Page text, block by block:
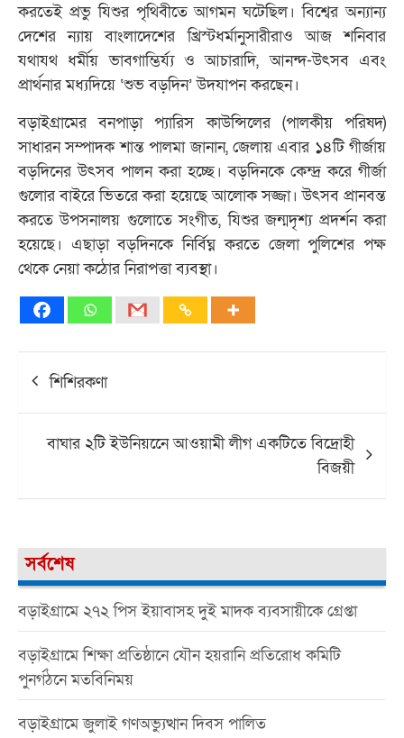
করতেই প্রভু যিশুর পৃথিবীতে আগমন ঘটেছিল। বিশ্বের অন্যান্য
দেশের ন্যায় বাংলাদেশের খ্রিস্টধর্মানুসারীরাও আজ শনিবার
যথাযথ ধর্মীয় ভাবগাম্ভির্য্য ও আচারাদি, আনন্দ-উৎসব এবং
প্রার্থনার মধ্যদিয়ে ‘শুভ বড়দিন’ উদযাপন করছেন।
বড়াইগ্রামের বনপাড়া প্যারিস কাউন্সিলের (পালকীয় পরিষদ)
সাধারন সম্পাদক শান্ত পালমা জানান, জেলায় এবার ১৪টি গীর্জায়
বড়দিনের উৎসব পালন করা হচ্ছে। বড়দিনকে কেন্দ্র করে গীর্জা
গুলোর বাইরে ভিতরে করা হয়েছে আলোক সজ্জা। উৎসব প্রানবন্ত
করতে উপসনালয় গুলোতে সংগীত, যিশুর জন্মদৃশ্য প্রদর্শন করা
হয়েছে। এছাড়া বড়দিনকে নির্বিঘ্ন করতে জেলা পুলিশের পক্ষ
থেকে নেয়া কঠোর নিরাপত্তা ব্যবস্থা।
Post
navigation
শিশিরকণা
বাঘার ২টি ইউনিয়নেে আওয়ামী লীগ একটিতে বিদ্রোহী
বিজয়ী
সর্বশেষ
বড়াইগ্রামে ২৭২ পিস ইয়াবাসহ দুই মাদক ব্যবসায়ীকে গ্রেপ্তা
বড়াইগ্রামে শিক্ষা প্রতিষ্ঠানে যৌন হয়রানি প্রতিরোধ কমিটি
পুনর্গঠনে মতবিনিময়
বড়াইগ্রামে জুলাই গণঅভ্যুত্থান দিবস পালিত